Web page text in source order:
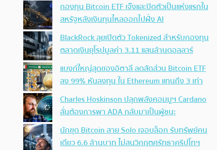
กองทุน Bitcoin ETF เจ๊งและปิดตัวเป็นแห่งแรกใน
สหรัฐหลังเงินทุนไหลออกไปฝั่ง AI
BlackRock ลุยเปิดตัว Tokenized สำหรับกองทุน
ตลาดเงินยุโรปมูลค่า 3.11 แสนล้านดอลลาร์
แบงก์ใหญ่สุดของอิตาลี ลดสัดส่วน Bitcoin ETF
ลง 99% หันลงทุน ใน Ethereum แทนถึง 3 เท่า
Charles Hoskinson ปลุกพลังคอมมูฯ Cardano
ลั่นต้องการพา ADA กลับมาเป็นผู้ชนะ
นักขุด Bitcoin สาย Solo เจอบล็อก รับทรัพย์คน
เดียว 6.6 ล้านบาท ไม่สนวิกฤตศรัทธาคริปโทฯ